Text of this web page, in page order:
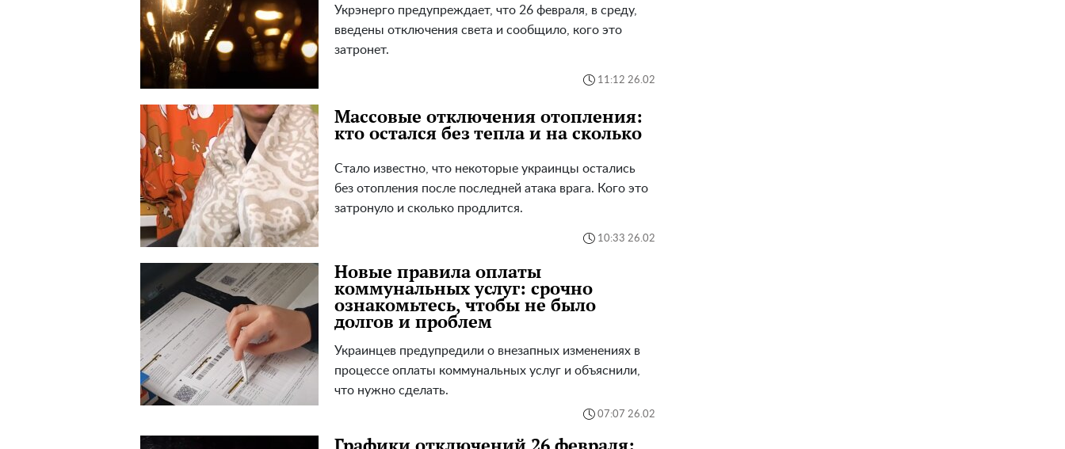
Укрэнерго предупреждает, что 26 февраля, в среду,
введены отключения света и сообщило, кого это
затронет.
11:12 26.02
Массовые отключения отопления:
кто остался без тепла и на сколько
Стало известно, что некоторые украинцы остались
без отопления после последней атака врага. Кого это
затронуло и сколько продлится.
10:33 26.02
Новые правила оплаты
коммунальных услуг: срочно
ознакомьтесь, чтобы не было
долгов и проблем
Украинцев предупредили о внезапных изменениях в
процессе оплаты коммунальных услуг и объяснили,
что нужно сделать.
07:07 26.02
Графики отключений 26 февраля: